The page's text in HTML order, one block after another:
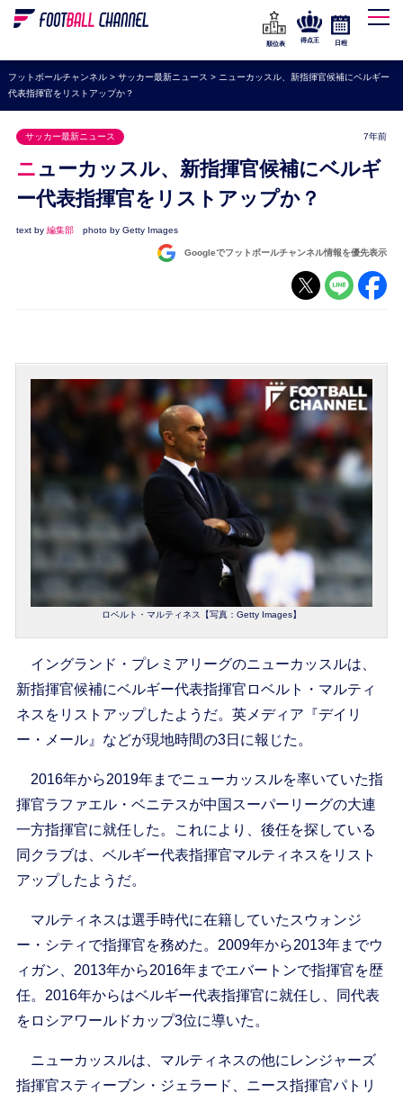
WEリーグ
海外サッカー
プレミアリーグ
ラ・リーガ
セリエA
ブンデスリーガ
UEFA
ナショナルチーム
順位表
得点王 日程
フットボールチャンネル> サッカー最新ニュース > ニューカッスル、新指揮官候補にベルギー
代表指揮官をリストアップか？
サッカー最新ニュース 7年前
ニューカッスル、新指揮官候補にベルギ
ー代表指揮官をリストアップか？
text by 編集部 photo by Getty Images
Googleでフットボールチャンネル情報を優先表示
ロベルト・マルティネス【写真：Getty Images】
イングランド・プレミアリーグのニューカッスルは、
新指揮官候補にベルギー代表指揮官ロベルト・マルティ
ネスをリストアップしたようだ。英メディア『デイリ
ー・メール』などが現地時間の3日に報じた。
2016年から2019年までニューカッスルを率いていた指
揮官ラファエル・ベニテスが中国スーパーリーグの大連
一方指揮官に就任した。これにより、後任を探している
同クラブは、ベルギー代表指揮官マルティネスをリスト
アップしたようだ。
マルティネスは選手時代に在籍していたスウォンジ
ー・シティで指揮官を務めた。2009年から2013年までウ
ィガン、2013年から2016年までエバートンで指揮官を歴
任。2016年からはベルギー代表指揮官に就任し、同代表
をロシアワールドカップ3位に導いた。
ニューカッスルは、マルティネスの他にレンジャーズ
指揮官スティーブン・ジェラード、ニース指揮官パトリ